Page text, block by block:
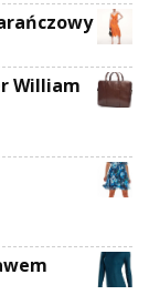
William